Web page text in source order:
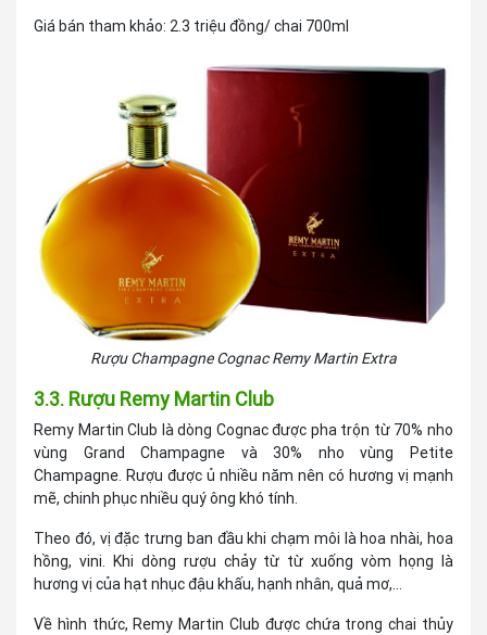
Giá bán tham khảo: 2.3 triệu đồng/ chai 700ml
Rượu Champagne Cognac Remy Martin Extra
3.3. Rượu Remy Martin Club
Remy Martin Club là dòng Cognac được pha trộn từ 70% nho
vùng Grand Champagne và 30% nho vùng Petite
Champagne. Rượu được ủ nhiều năm nên có hương vị mạnh
mẽ, chinh phục nhiều quý ông khó tính.
Theo đó, vị đặc trưng ban đầu khi chạm môi là hoa nhài, hoa
hồng, vini. Khi dòng rượu chảy từ từ xuống vòm họng là
hương vị của hạt nhục đậu khấu, hạnh nhân, quả mơ,...
Về hình thức, Remy Martin Club được chứa trong chai thủy